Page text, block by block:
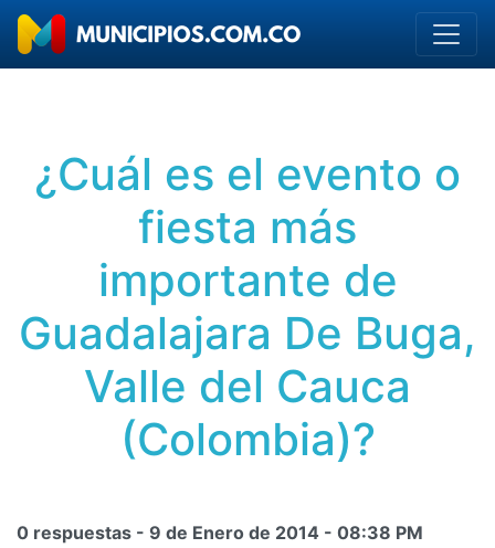
¿Cuál es el evento o
fiesta más
importante de
Guadalajara De Buga,
Valle del Cauca
(Colombia)?
0 respuestas - 9 de Enero de 2014 - 08:38 PM